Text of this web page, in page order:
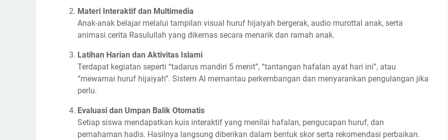
Materi Interaktif dan Multimedia
Anak-anak belajar melalui tampilan visual huruf hijaiyah bergerak, audio murottal anak, serta
animasi cerita Rasulullah yang dikemas secara menarik dan ramah anak.
Latihan Harian dan Aktivitas Islami
Terdapat kegiatan seperti “tadarus mandiri 5 menit”, “tantangan hafalan ayat hari ini”, atau
“mewarnai huruf hijaiyah”. Sistem AI memantau perkembangan dan menyarankan pengulangan jika
perlu.
Evaluasi dan Umpan Balik Otomatis
Setiap siswa mendapatkan kuis interaktif yang menilai hafalan, pengucapan huruf, dan
pemahaman hadis. Hasilnya langsung diberikan dalam bentuk skor serta rekomendasi perbaikan.